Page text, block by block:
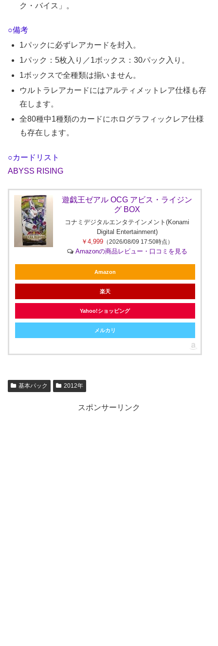
ク・バイス」。
○備考
1パックに必ずレアカードを封入。
1パック：5枚入り／1ボックス：30パック入り。
1ボックスで全種類は揃いません。
ウルトラレアカードにはアルティメットレア仕様も存
在します。
全80種中1種類のカードにホログラフィックレア仕様
も存在します。
○カードリスト
ABYSS RISING
遊戯王ゼアル OCG アビス・ライジン
グ BOX
コナミデジタルエンタテインメント(Konami
Digital Entertainment)
￥4,999（2026/08/09 17:50時点）
Amazonの商品レビュー・口コミを見る
Amazon
楽天
Yahoo!ショッピング
メルカリ
基本パック 2012年
スポンサーリンク